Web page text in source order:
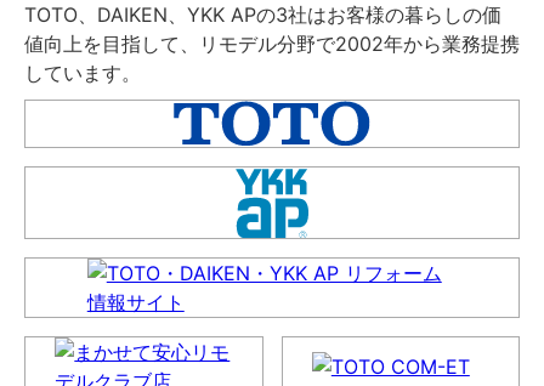
TOTO、DAIKEN、YKK APの3社はお客様の暮らしの価
値向上を目指して、リモデル分野で2002年から業務提携
しています。